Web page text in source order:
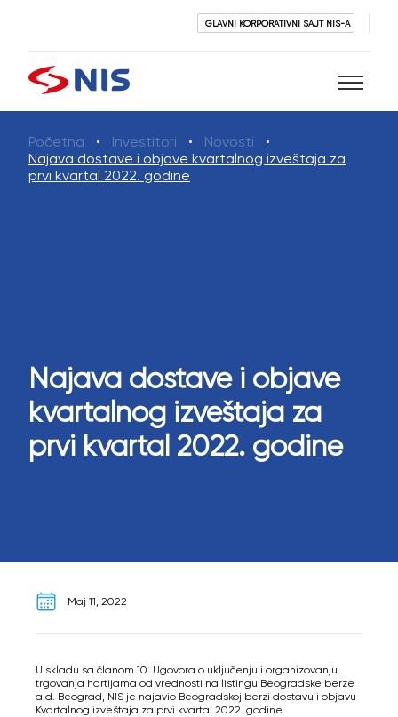
GLAVNI KORPORATIVNI SAJT NIS-A
Pretraži
Početna Investitori
Novosti
Najava dostave i objave kvartalnog izveštaja za
prvi kvartal 2022. godine
Najava dostave i objave
kvartalnog izveštaja za
prvi kvartal 2022. godine
Maj 11, 2022
U skladu sa članom 10. Ugovora o uključenju i organizovanju
trgovanja hartijama od vrednosti na listingu Beogradske berze
a.d. Beograd, NIS je najavio Beogradskoj berzi dostavu i objavu
Kvartalnog izveštaja za prvi kvartal 2022. godine.